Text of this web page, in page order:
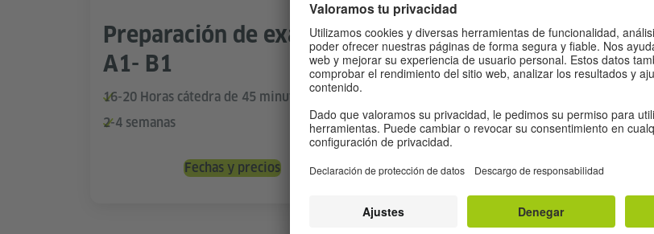
Preparación de examen
A1- B1
16-20 Horas cátedra de 45 minutos
2-4 semanas
Fechas y precios
Preparación de examen
B2-C1
16 semanas
Fechas y precios
VER MÁS